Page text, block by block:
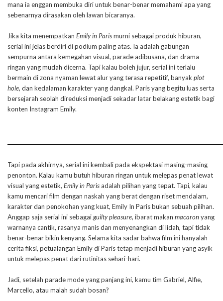
mana ia enggan membuka diri untuk benar-benar memahami apa yang
sebenarnya dirasakan oleh lawan bicaranya.
Jika kita menempatkan Emily in Parismurni sebagai produk hiburan,
serial ini jelas berdiri di podium paling atas. Ia adalah gabungan
sempurna antara kemegahan visual, parade adibusana, dan drama
ringan yang mudah dicerna. Tapi kalau boleh jujur, serial ini terlalu
bermain di zona nyaman lewat alur yang terasa repetitif, banyak plot
hole, dan kedalaman karakter yang dangkal. Paris yang begitu luas serta
bersejarah seolah direduksi menjadi sekadar latar belakang estetik bagi
konten Instagram Emily.
Tapi pada akhirnya, serial ini kembali pada ekspektasi masing-masing
penonton. Kalau kamu butuh hiburan ringan untuk melepas penat lewat
visual yang estetik, Emily in Parisadalah pilihan yang tepat. Tapi, kalau
kamu mencari film dengan naskah yang berat dengan riset mendalam,
karakter dan penokohan yang kuat, Emily In Paris bukan sebuah pilihan.
Anggap saja serial ini sebagaiguilty pleasure, ibarat makan macaronyang
warnanya cantik, rasanya manis dan menyenangkan di lidah, tapi tidak
benar-benar bikin kenyang. Selama kita sadar bahwa film ini hanyalah
cerita fiksi, petualangan Emily di Paris tetap menjadi hiburan yang asyik
untuk melepas penat dari rutinitas sehari-hari.
Jadi, setelah parade mode yang panjang ini, kamu tim Gabriel, Alfie,
Marcello, atau malah sudah bosan?